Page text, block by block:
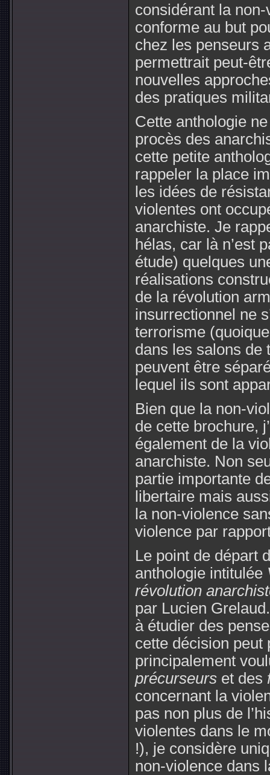
considérant la
conforme au but
chez les penseurs
permettrait peut-
nouvelles
des pratiques
Cette anthologie
procès des
cette petite
rappeler la place
les idées de
violentes ont
anarchiste. Je
hélas, car là n’est
étude) quelques
réalisations
de la révolution
insurrectionnel ne
terrorisme
dans les salons de
peuvent être
lequel ils sont
Bien que la non-
de cette brochure,
également de la
anarchiste. Non
partie importante
libertaire mais
la non-violence
violence par
Le point de départ
anthologie intitulée
révolution
par Lucien
à étudier des
cette décision peut
principalement
précurseurs et des
concernant la
pas non plus de
violentes dans le
!), je considère
non-violence dans